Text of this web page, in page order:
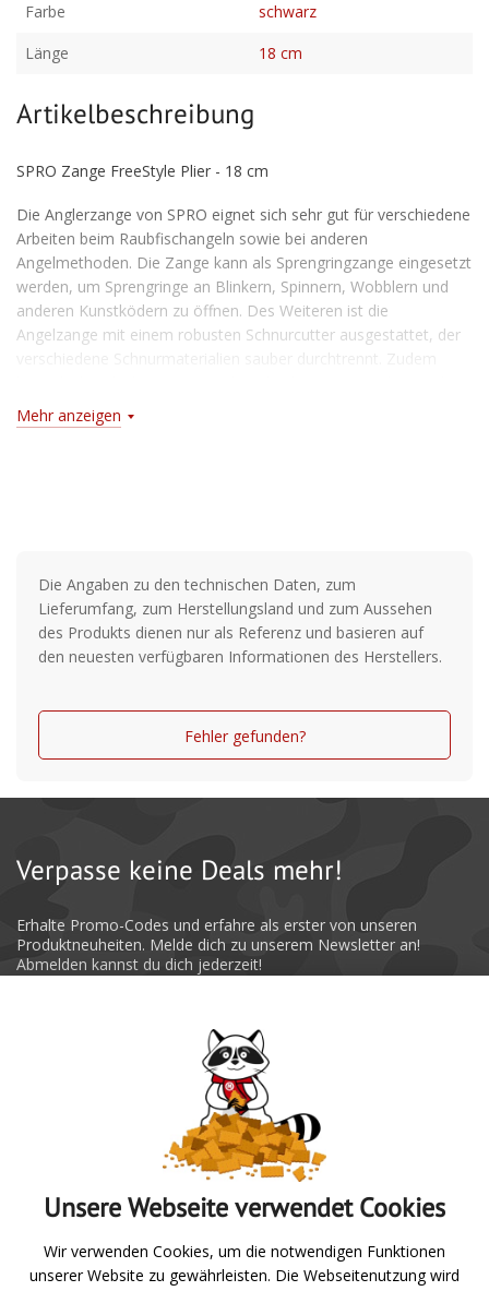
Farbe
schwarz
Länge
18 cm
Artikelbeschreibung
SPRO Zange FreeStyle Plier - 18 cm
Die Anglerzange von SPRO eignet sich sehr gut für verschiedene
Arbeiten beim Raubfischangeln sowie bei anderen
Angelmethoden. Die Zange kann als Sprengringzange eingesetzt
werden, um Sprengringe an Blinkern, Spinnern, Wobblern und
anderen Kunstködern zu öffnen. Des Weiteren ist die
Angelzange mit einem robusten Schnurcutter ausgestattet, der
so dass sie einen großen Einsatzbereich beim Angeln abdeckt.
Die Anglerzange wird mit einem Gummiexpander, einem
Angelzange zum Spinnfischen
Sprengringfunktion
Beschichtete Zange
Gummiexpander, Karabiner & Schutztasche
Material der Schutztasche: 100% Polyester
Mehr anzeigen
Die Angaben zu den technischen Daten, zum
Lieferumfang, zum Herstellungsland und zum Aussehen
des Produkts dienen nur als Referenz und basieren auf
den neuesten verfügbaren Informationen des Herstellers.
Fehler gefunden?
Verpasse keine Deals mehr!
Erhalte Promo-Codes und erfahre als erster von unseren
Produktneuheiten. Melde dich zu unserem Newsletter an!
Abmelden kannst du dich jederzeit!
Absenden
Angeln
Unsere Webseite verwendet Cookies
Wir verwenden Cookies, um die notwendigen Funktionen
unserer Website zu gewährleisten. Die Webseitenutzung wird